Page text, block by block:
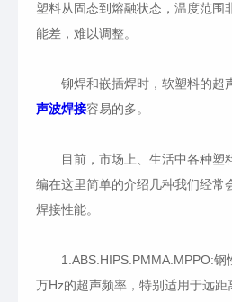
塑料从固态到熔融状态，温度范围
能差，难以调整。
铆焊和嵌插焊时，软塑料的超
声波焊接容易的多。
目前，市场上、生活中各种塑
编在这里简单的介绍几种我们经常
焊接性能。
1.ABS.HIPS.PMMA.MPPO:钢
万Hz的超声频率，特别适用于远